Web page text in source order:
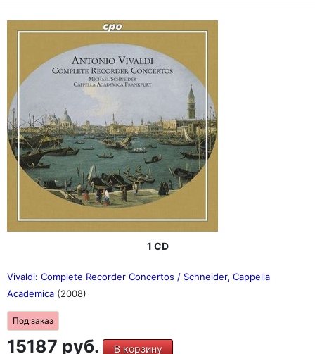
1 CD
Vivaldi: Complete Recorder Concertos / Schneider, Cappella
Academica (2008)
Под заказ
15187 руб. В корзину